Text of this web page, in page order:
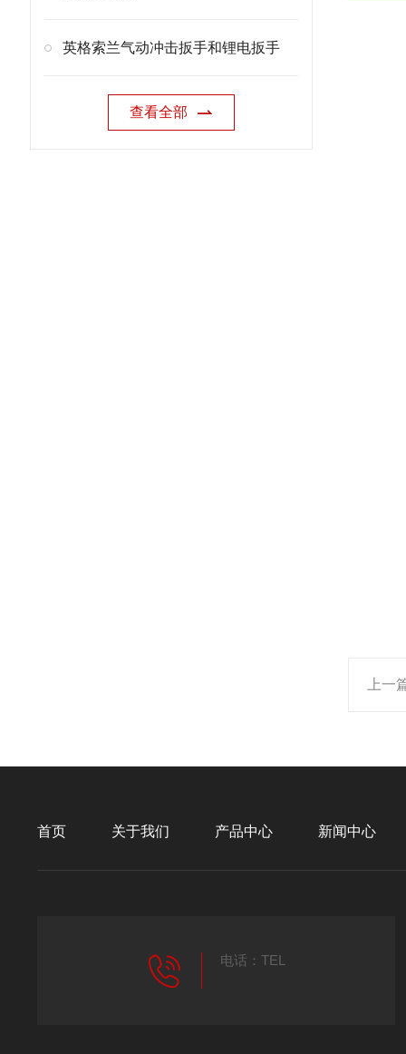
英格索兰气动冲击扳手和锂电扳手
查看全部
上一
首页 关于我们 产品中心 新闻中心
电话：TEL